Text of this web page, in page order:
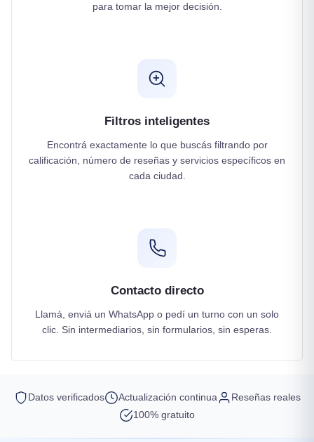
para tomar la mejor decisión.
Filtros inteligentes
Encontrá exactamente lo que buscás filtrando por
calificación, número de reseñas y servicios específicos en
cada ciudad.
Contacto directo
Llamá, enviá un WhatsApp o pedí un turno con un solo
clic. Sin intermediarios, sin formularios, sin esperas.
Datos verificados Actualización continua
Reseñas reales
100% gratuito